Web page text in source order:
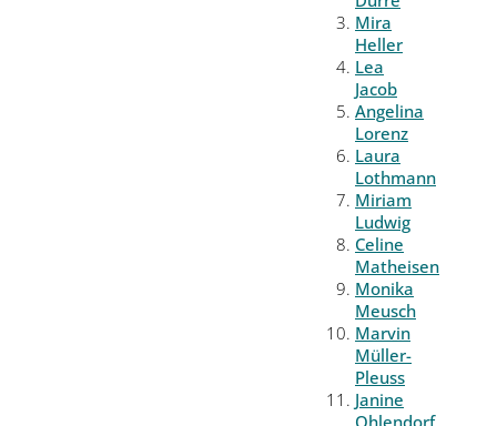
Mira
Heller
Lea
Jacob
Angelina
Lorenz
Laura
Lothmann
Miriam
Ludwig
Celine
Matheisen
Monika
Meusch
Marvin
Müller-
Pleuss
Janine
Ohlendorf